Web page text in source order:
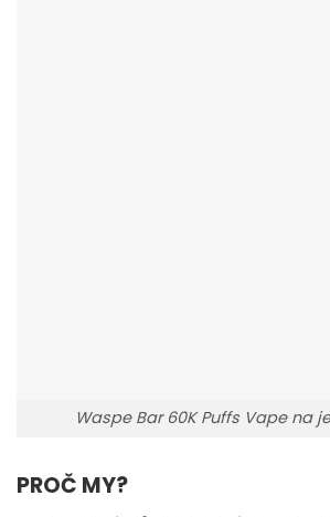
Waspe Bar 60K Puffs Vape na
PROČ MY?